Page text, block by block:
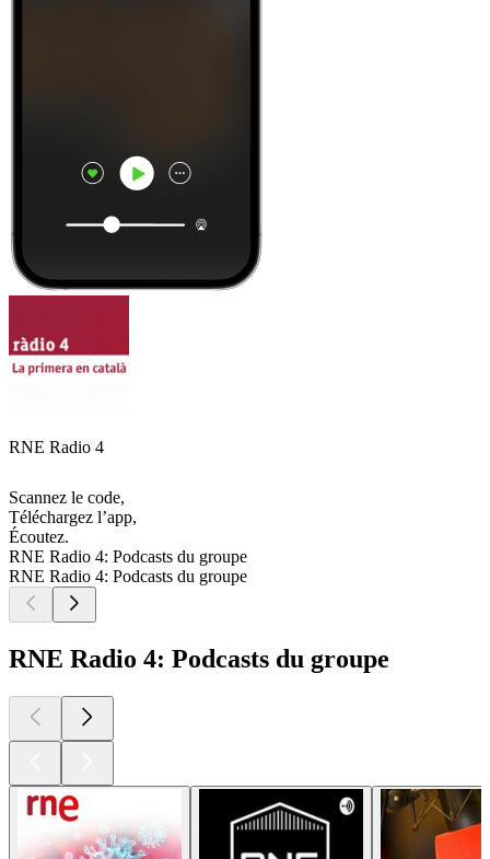
RNE Radio 4
Scannez le code,
Téléchargez l’app,
Écoutez.
RNE Radio 4: Podcasts du groupe
RNE Radio 4: Podcasts du groupe
RNE Radio 4: Podcasts du groupe